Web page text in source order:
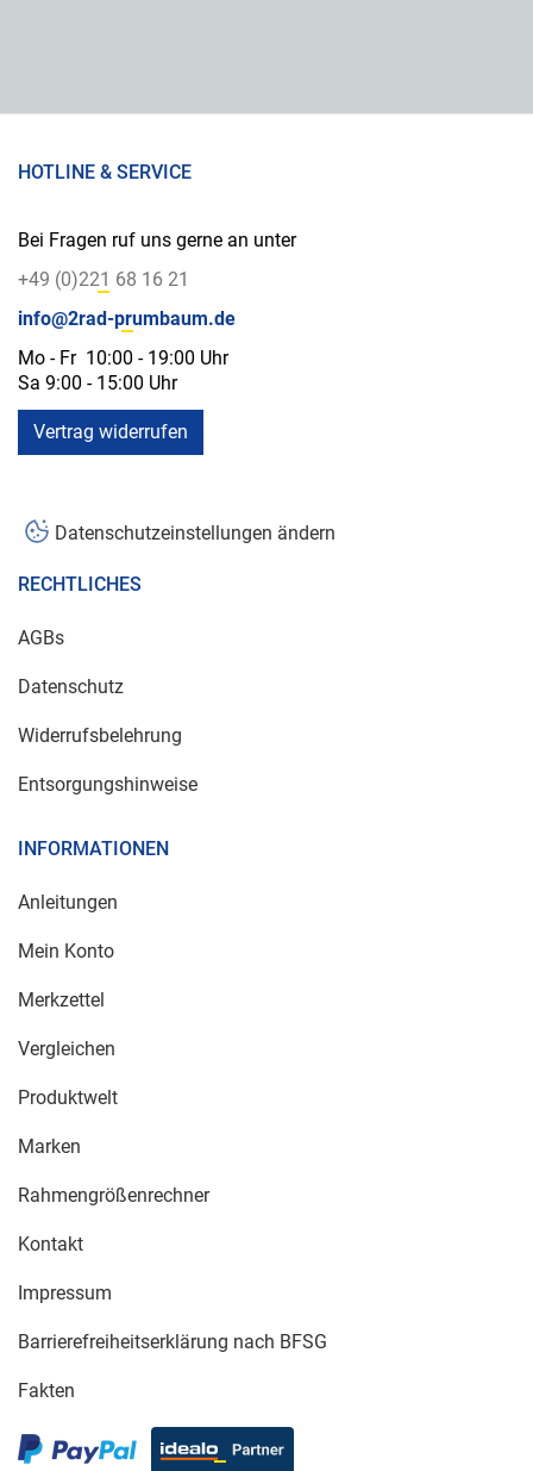
HOTLINE & SERVICE
Bei Fragen ruf uns gerne an unter
+49 (0)221 68 16 21
info@2rad-prumbaum.de
Mo - Fr 10:00 - 19:00 Uhr
Sa 9:00 - 15:00 Uhr
Vertrag widerrufen
Datenschutzeinstellungen ändern
RECHTLICHES
AGBs
Datenschutz
Widerrufsbelehrung
Entsorgungshinweise
INFORMATIONEN
Anleitungen
Mein Konto
Merkzettel
Vergleichen
Produktwelt
Marken
Rahmengrößenrechner
Kontakt
Impressum
Barrierefreiheitserklärung nach BFSG
Fakten